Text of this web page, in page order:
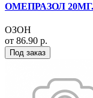
ОМЕПРАЗОЛ
ОЗОН
от 86.90 р.
Под заказ